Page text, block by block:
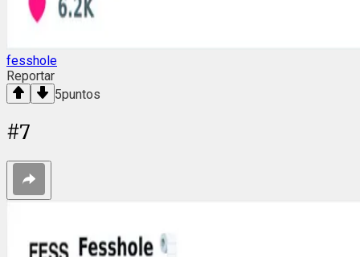
fesshole
Reportar
5puntos
#7